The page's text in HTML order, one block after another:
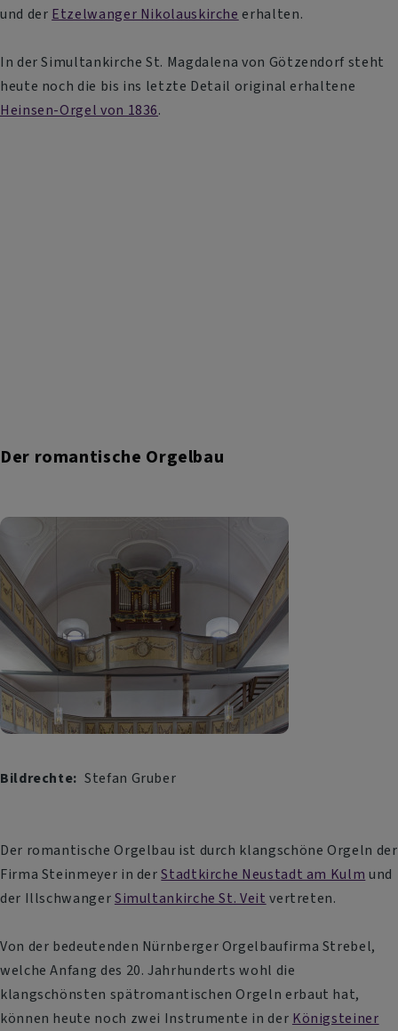
und der Etzelwanger Nikolauskirche erhalten.
In der Simultankirche St. Magdalena von Götzendorf steht
heute noch die bis ins letzte Detail original erhaltene
Heinsen-Orgel von 1836.
Der romantische Orgelbau
Bildrechte Stefan Gruber
Der romantische Orgelbau ist durch klangschöne Orgeln der
Firma Steinmeyer in derStadtkirche Neustadt am Kulm und
der IllschwangerSimultankirche St. Veit vertreten.
Von der bedeutenden Nürnberger Orgelbaufirma Strebel,
welche Anfang des 20. Jahrhunderts wohl die
klangschönsten spätromantischen Orgeln erbaut hat,
können heute noch zwei Instrumente in der Königsteiner